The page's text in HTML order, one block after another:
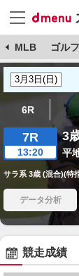
MLB ゴルフ
6R
7R
13:20
3
平
サラ系 3歳 (混合)(特
データ分析
競走成績